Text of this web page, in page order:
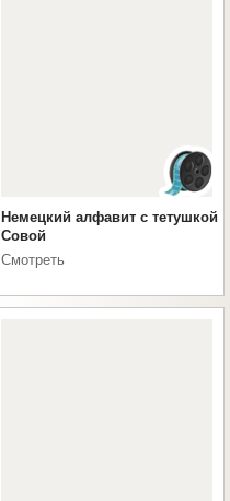
Немецкий алфавит с тетушкой
Совой
Смотреть